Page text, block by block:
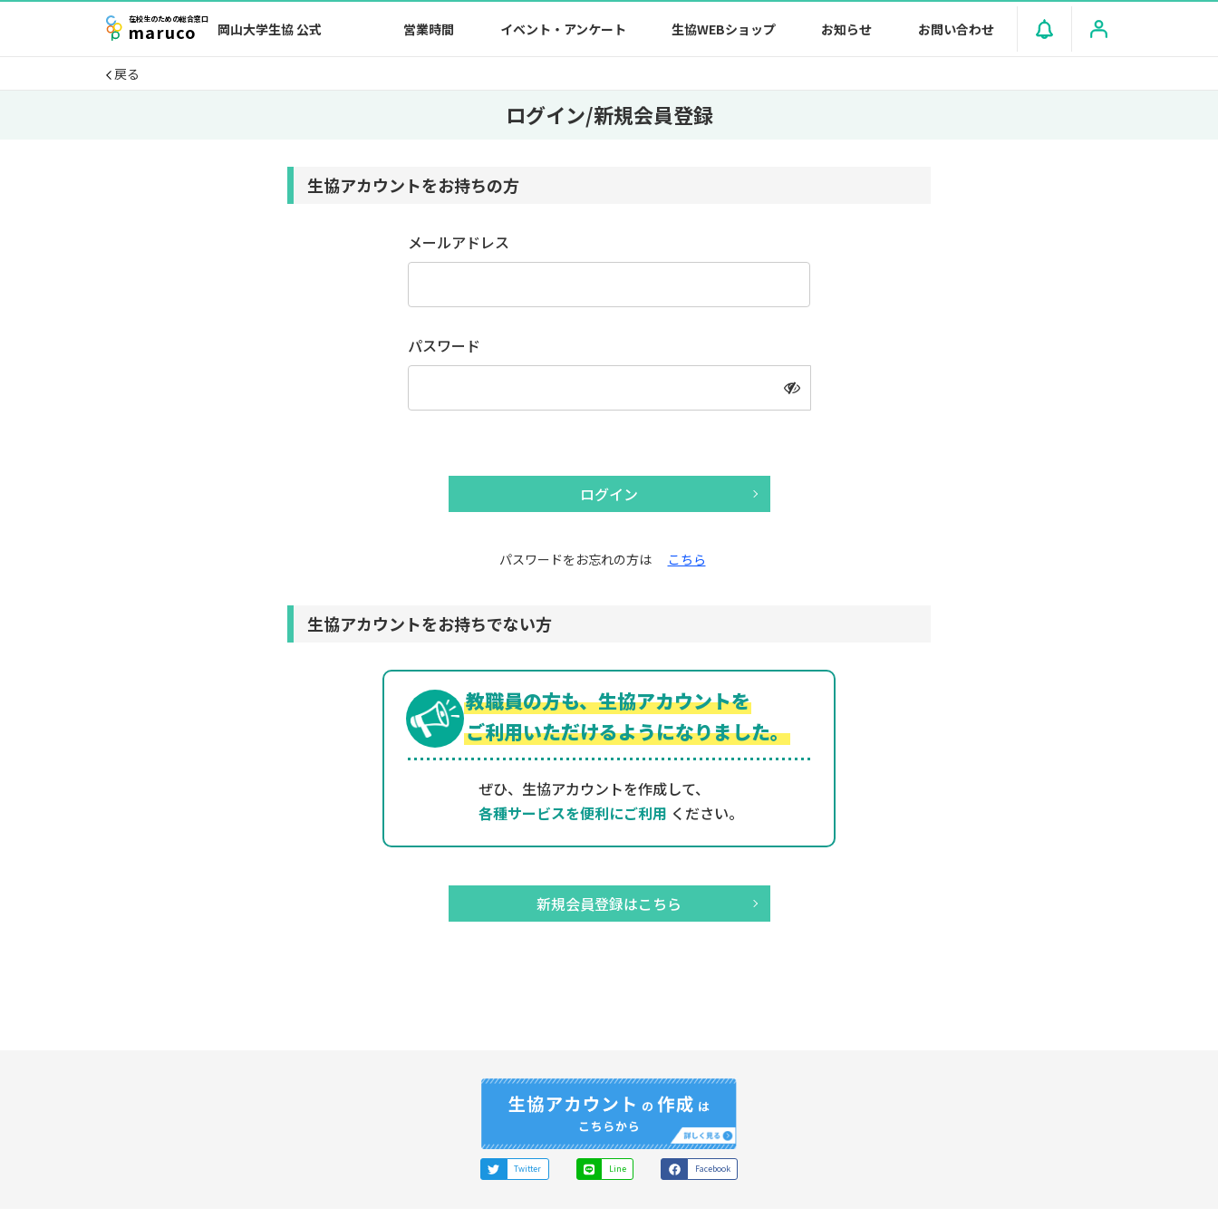
maruco
在校生のための総合窓口
岡山大学生協 公式 営業時間 イベント・アンケート 生協WEBショップ お知らせ お問い合わせ
戻る
ログイン/新規会員登録
生協アカウントをお持ちの方
メールアドレス
パスワード
ログイン
パスワードをお忘れの方は こちら
生協アカウントをお持ちでない方
教職員の方も、生協アカウントを
ご利用いただけるようになりました。
ぜひ、生協アカウントを作成して、
各種サービスを便利にご利用 ください。
新規会員登録はこちら
Twitter Line Facebook